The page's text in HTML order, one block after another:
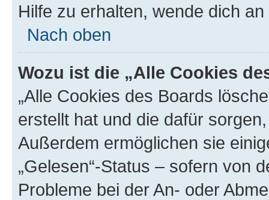
Hilfe zu erhalten, wende dich
Nach oben
Wozu ist die „Alle Cookies
„Alle Cookies des Boards
erstellt hat und die dafür
Außerdem ermöglichen sie
„Gelesen“-Status – sofern von
Probleme bei der An- oder